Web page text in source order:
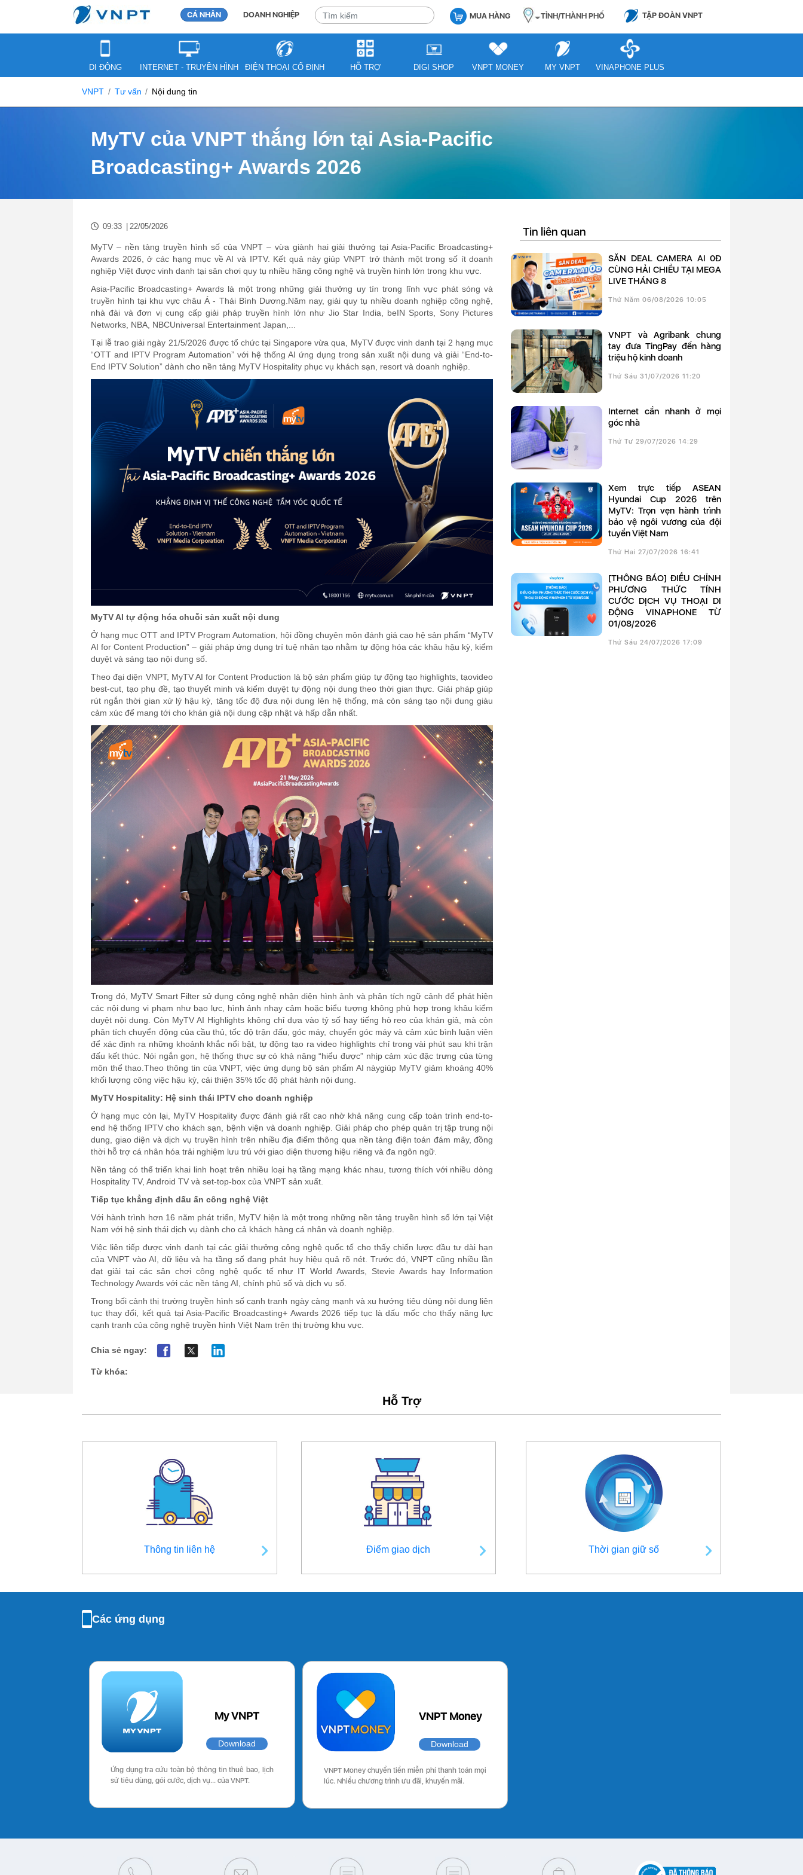
CÁ NHÂN DOANH NGHIỆP MUA HÀNG TỈNH/THÀNH PHỐ TẬP ĐOÀN VNPT
DI ĐỘNG INTERNET - TRUYỀN HÌNH ĐIỆN THOẠI CỐ ĐỊNH HỖ TRỢ DIGI SHOP VNPT MONEY MY VNPT VINAPHONE PLUS
VNPT Tư vấn Nội dung tin
MyTV của VNPT thắng lớn tại Asia-Pacific
Broadcasting+ Awards 2026
09:33 22/05/2026
MyTV – nền tảng truyền hình số của VNPT – vừa giành hai giải thưởng tại Asia-Pacific Broadcasting+
Awards 2026, ở các hạng mục về AI và IPTV. Kết quả này giúp VNPT trở thành một trong số ít doanh
nghiệp Việt được vinh danh tại sân chơi quy tụ nhiều hãng công nghệ và truyền hình lớn trong khu vực.
Asia-Pacific Broadcasting+ Awards là một trong những giải thưởng uy tín trong lĩnh vực phát sóng và
truyền hình tại khu vực châu Á - Thái Bình Dương.Năm nay, giải quy tụ nhiều doanh nghiệp công nghệ,
nhà đài và đơn vị cung cấp giải pháp truyền hình lớn như Jio Star India, beIN Sports, Sony Pictures
Networks, NBA, NBCUniversal Entertainment Japan,...
Tại lễ trao giải ngày 21/5/2026 được tổ chức tại Singapore vừa qua, MyTV được vinh danh tại 2 hạng mục
“OTT and IPTV Program Automation” với hệ thống AI ứng dụng trong sản xuất nội dung và giải “End-to-
End IPTV Solution” dành cho nền tảng MyTV Hospitality phục vụ khách sạn, resort và doanh nghiệp.
MyTV AI tự động hóa chuỗi sản xuất nội dung
Ở hạng mục OTT and IPTV Program Automation, hội đồng chuyên môn đánh giá cao hệ sản phẩm “MyTV
AI for Content Production” – giải pháp ứng dụng trí tuệ nhân tạo nhằm tự động hóa các khâu hậu kỳ, kiểm
duyệt và sáng tạo nội dung số.
Theo đại diện VNPT, MyTV AI for Content Production là bộ sản phẩm giúp tự động tạo highlights, tạovideo
best-cut, tạo phụ đề, tạo thuyết minh và kiểm duyệt tự động nội dung theo thời gian thực. Giải pháp giúp
rút ngắn thời gian xử lý hậu kỳ, tăng tốc độ đưa nội dung lên hệ thống, mà còn sáng tạo nội dung giàu
cảm xúc để mang tới cho khán giả nội dung cập nhật và hấp dẫn nhất.
Trong đó, MyTV Smart Filter sử dụng công nghệ nhận diện hình ảnh và phân tích ngữ cảnh để phát hiện
các nội dung vi phạm như bạo lực, hình ảnh nhạy cảm hoặc biểu tượng không phù hợp trong khâu kiểm
duyệt nội dung. Còn MyTV AI Highlights không chỉ dựa vào tỷ số hay tiếng hò reo của khán giả, mà còn
phân tích chuyển động của cầu thủ, tốc độ trận đấu, góc máy, chuyển góc máy và cảm xúc bình luận viên
để xác định ra những khoảnh khắc nổi bật, tự động tạo ra video highlights chỉ trong vài phút sau khi trận
đấu kết thúc. Nói ngắn gọn, hệ thống thực sự có khả năng “hiểu được” nhịp cảm xúc đặc trưng của từng
môn thể thao.Theo thông tin của VNPT, việc ứng dụng bộ sản phẩm AI nàygiúp MyTV giảm khoảng 40%
khối lượng công việc hậu kỳ, cải thiện 35% tốc độ phát hành nội dung.
MyTV Hospitality: Hệ sinh thái IPTV cho doanh nghiệp
Ở hạng mục còn lại, MyTV Hospitality được đánh giá rất cao nhờ khả năng cung cấp toàn trình end-to-
end hệ thống IPTV cho khách sạn, bệnh viện và doanh nghiệp. Giải pháp cho phép quản trị tập trung nội
dung, giao diện và dịch vụ truyền hình trên nhiều địa điểm thông qua nền tảng điện toán đám mây, đồng
thời hỗ trợ cá nhân hóa trải nghiệm lưu trú với giao diện thương hiệu riêng và đa ngôn ngữ.
Nền tảng có thể triển khai linh hoạt trên nhiều loại hạ tầng mạng khác nhau, tương thích với nhiều dòng
Hospitality TV, Android TV và set-top-box của VNPT sản xuất.
Tiếp tục khẳng định dấu ấn công nghệ Việt
Với hành trình hơn 16 năm phát triển, MyTV hiện là một trong những nền tảng truyền hình số lớn tại Việt
Nam với hệ sinh thái dịch vụ dành cho cả khách hàng cá nhân và doanh nghiệp.
Việc liên tiếp được vinh danh tại các giải thưởng công nghệ quốc tế cho thấy chiến lược đầu tư dài hạn
của VNPT vào AI, dữ liệu và hạ tầng số đang phát huy hiệu quả rõ nét. Trước đó, VNPT cũng nhiều lần
đạt giải tại các sân chơi công nghệ quốc tế như IT World Awards, Stevie Awards hay Information
Technology Awards với các nền tảng AI, chính phủ số và dịch vụ số.
Trong bối cảnh thị trường truyền hình số cạnh tranh ngày càng mạnh và xu hướng tiêu dùng nội dung liên
tục thay đổi, kết quả tại Asia-Pacific Broadcasting+ Awards 2026 tiếp tục là dấu mốc cho thấy năng lực
cạnh tranh của công nghệ truyền hình Việt Nam trên thị trường khu vực.
Chia sẻ ngay:
Từ khóa:
Tin liên quan
SĂN DEAL CAMERA AI 0Đ
CÙNG HẢI CHIỀU TẠI MEGA
LIVE THÁNG 8
Thứ Năm 06/08/2026 10:05
VNPT và Agribank chung
tay đưa TingPay đến hàng
triệu hộ kinh doanh
Thứ Sáu 31/07/2026 11:20
Internet cần nhanh ở mọi
góc nhà
Thứ Tư 29/07/2026 14:29
Xem trực tiếp ASEAN
Hyundai Cup 2026 trên
MyTV: Trọn vẹn hành trình
bảo vệ ngôi vương của đội
tuyển Việt Nam
Thứ Hai 27/07/2026 16:41
[THÔNG BÁO] ĐIỀU CHỈNH
PHƯƠNG THỨC TÍNH
CƯỚC DỊCH VỤ THOẠI DI
ĐỘNG VINAPHONE TỪ
01/08/2026
Thứ Sáu 24/07/2026 17:09
Hỗ Trợ
Thông tin liên hệ Điểm giao dịch Thời gian giữ số
Các ứng dụng
My VNPT
Download
Ứng dụng tra cứu toàn bộ thông tin thuê bao, lịch
sử tiêu dùng, gói cước, dịch vụ… của VNPT.
VNPT Money
Download
VNPT Money chuyển tiền miễn phí thanh toán mọi
lúc. Nhiều chương trình ưu đãi, khuyến mãi.